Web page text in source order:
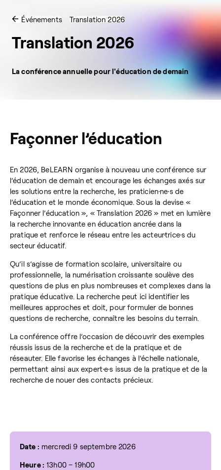
Événements Translation 2026
Translation 2026
La conférence annuelle pour l'éducation de demain
Façonner l’éducation
En 2026, BeLEARN organise à nouveau une conférence sur
l’éducation de demain et encourage les échanges axés sur
les solutions entre la recherche, les praticien·ne·s de
l’éducation et le monde économique. Sous la devise «
Façonner l’éducation », « Translation 2026 » met en lumière
la recherche innovante en éducationancrée dansla
pratique et renforce le réseau entre les acteur·trice·s du
secteur éducatif.
Qu’il s’agisse de formation scolaire, universitaire ou
professionnelle, la numérisation croissante soulève des
questions de plus en plus nombreuses et complexes dans la
pratique éducative. La recherche peut iciidentifierles
meilleures approches et doit, pour formuler de bonnes
questions de recherche, connaître les besoins du terrain.
La conférence offre l’occasion de découvrir des exemples
réussis issus de la recherche et de la pratique et de
réseauter. Elle favorise les échanges à l’échelle nationale,
permettant ainsi aux expert·e·s issus de la pratique et de la
recherche de nouer des contacts précieux.
Date : mercredi 9 septembre 2026
Heure : 13h00 – 19h00